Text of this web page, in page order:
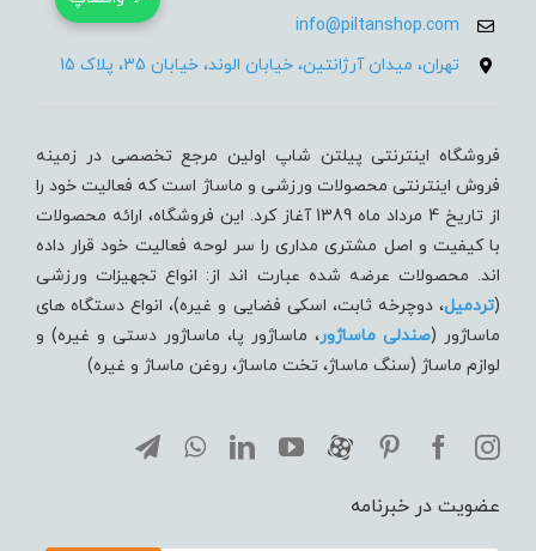
info@piltanshop.com
تهران، میدان آرژانتین، خیابان الوند، خیابان 35، پلاک 15
فروشگاه اینترنتی پیلتن شاپ اولین مرجع تخصصی در زمینه
فروش اینترنتی محصولات ورزشی و ماساژ است که فعالیت خود را
از تاریخ 4 مرداد ماه 1389 آغاز کرد. این فروشگاه، ارائه محصولات
با کیفیت و اصل مشتری مداری را سر لوحه فعالیت خود قرار داده
اند. محصولات عرضه شده عبارت اند از: انواع تجهیزات ورزشی
(تردميل، دوچرخه ثابت، اسکی فضایی و غیره)، انواع دستگاه های
ماساژور (صندلی ماساژور، ماساژور پا، ماساژور دستی و غیره) و
لوازم ماساژ (سنگ ماساژ، تخت ماساژ، روغن ماساژ و غیره)
عضویت در خبرنامه